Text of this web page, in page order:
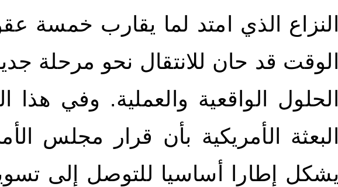
النزاع الذي امتد لما يقارب خمسة
الوقت قد حان للانتقال نحو مرحلة
الحلول الواقعية والعملية. وفي هذا
يشكل إطارا أساسيا للتوصل إلى